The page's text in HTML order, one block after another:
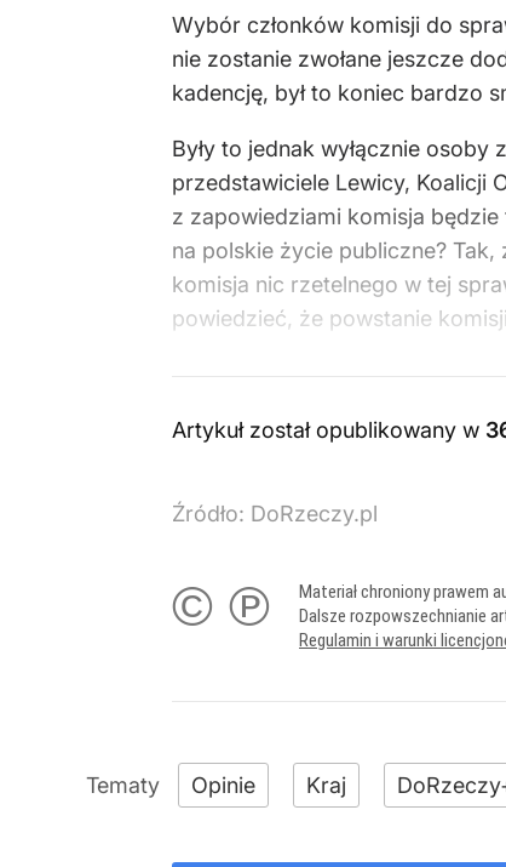
Wybór członków komisji do
nie zostanie zwołane jeszcze
kadencję, był to koniec bardzo
Były to jednak wyłącznie osoby
przedstawiciele Lewicy, Koalicji
z zapowiedziami komisja
na polskie życie publiczne? Tak,
komisja nic rzetelnego w tej
powiedzieć, że powstanie
Artykuł został opublikowany w
Źródło: DoRzeczy.pl
© ℗
Materiał chroniony prawem
Dalsze rozpowszechnianie
Regulamin i warunki
Opinie Kraj